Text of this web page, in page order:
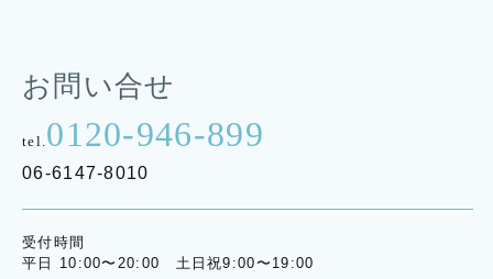
お問い合せ
tel. 0120-946-899
06-6147-8010
受付時間
平日 10:00〜20:00 土日祝9:00〜19:00